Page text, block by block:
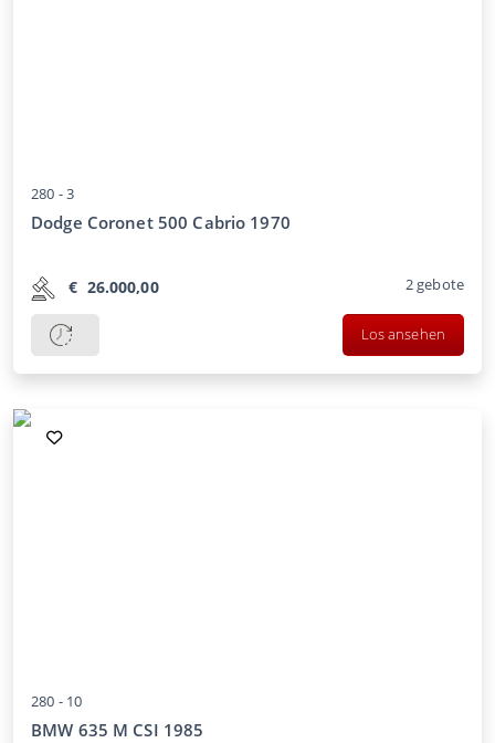
280 -3
Dodge Coronet 500 Cabrio 1970
€ 26.000,00 2gebote
Los ansehen
280 - 10
BMW 635 M CSI 1985